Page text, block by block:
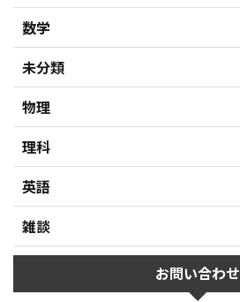
数学
未分類
物理
理科
英語
雑談
お問い合わせ